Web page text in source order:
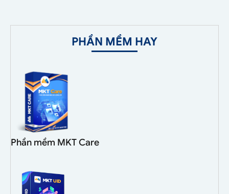
PHẦN MỀM HAY
Phần mềm MKT Care